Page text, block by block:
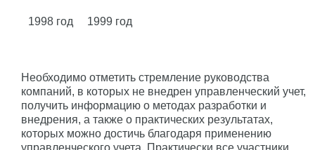
1998 год 1999 год
Необходимо отметить стремление руководства
компаний, в которых не внедрен управленческий учет,
получить информацию о методах разработки и
внедрения, а также о практических результатах,
которых можно достичь благодаря применению
управленческого учета. Практически все участники